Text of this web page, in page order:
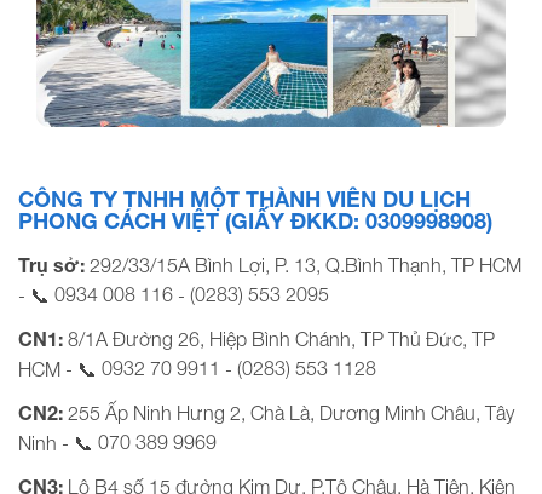
CÔNG TY TNHH MỘT THÀNH VIÊN DU LỊCH
PHONG CÁCH VIỆT (GIẤY ĐKKD: 0309998908)
Trụ sở: 292/33/15A Bình Lợi, P. 13, Q.Bình Thạnh, TP HCM
- 📞 0934 008 116 - (0283) 553 2095
CN1: 8/1A Đường 26, Hiệp Bình Chánh, TP Thủ Đức, TP
HCM - 📞 0932 70 9911 - (0283) 553 1128
CN2: 255 Ấp Ninh Hưng 2, Chà Là, Dương Minh Châu, Tây
Ninh - 📞 070 389 9969
CN3:
Lô B4 số 15 đường Kim Dự, P.Tô Châu, Hà Tiên, Kiên